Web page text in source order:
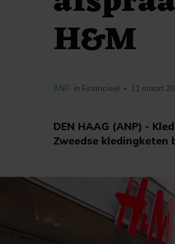
H&M
DEN HAAG (ANP) -
Zweedse
ANP in Financieel • 11 maart